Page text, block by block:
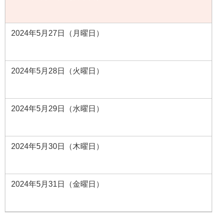
2024年5月27日（月曜日）
2024年5月28日（火曜日）
2024年5月29日（水曜日）
2024年5月30日（木曜日）
2024年5月31日（金曜日）